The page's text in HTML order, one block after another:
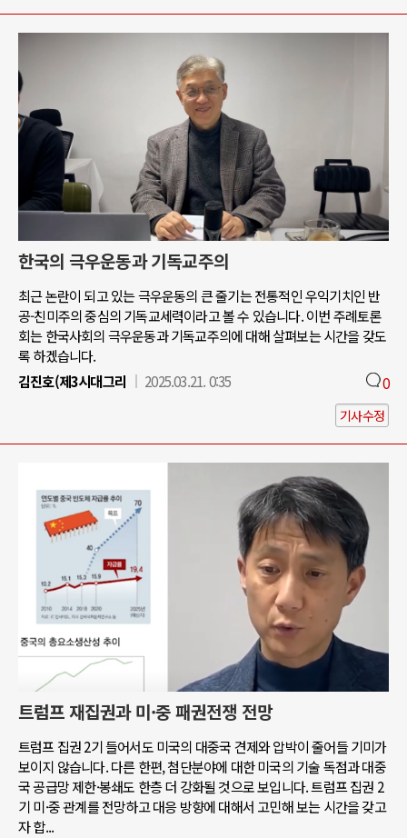
한국의 극우운동과 기독교주의
최근 논란이 되고 있는 극우운동의 큰 줄기는 전통적인 우익기치인 반
공-친미주의 중심의 기독교세력이라고 볼 수 있습니다. 이번 주례토론
회는 한국사회의 극우운동과 기독교주의에 대해 살펴보는 시간을 갖도
록 하겠습니다.
김진호(제3시대그리
2025.03.21. 0:35 0
기사수정
트럼프 재집권과 미·중 패권전쟁 전망
트럼프 집권 2기 들어서도 미국의 대중국 견제와 압박이 줄어들 기미가
보이지 않습니다. 다른 한편, 첨단분야에 대한 미국의 기술 독점과 대중
국 공급망 제한·봉쇄도 한층 더 강화될 것으로 보입니다. 트럼프 집권 2
기 미·중 관계를 전망하고 대응 방향에 대해서 고민해 보는 시간을 갖고
자 합...